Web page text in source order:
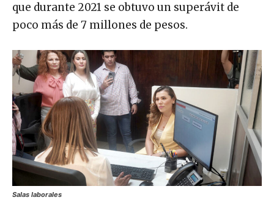
que durante 2021 se obtuvo un superávit de
poco más de 7 millones de pesos.
Salas laborales